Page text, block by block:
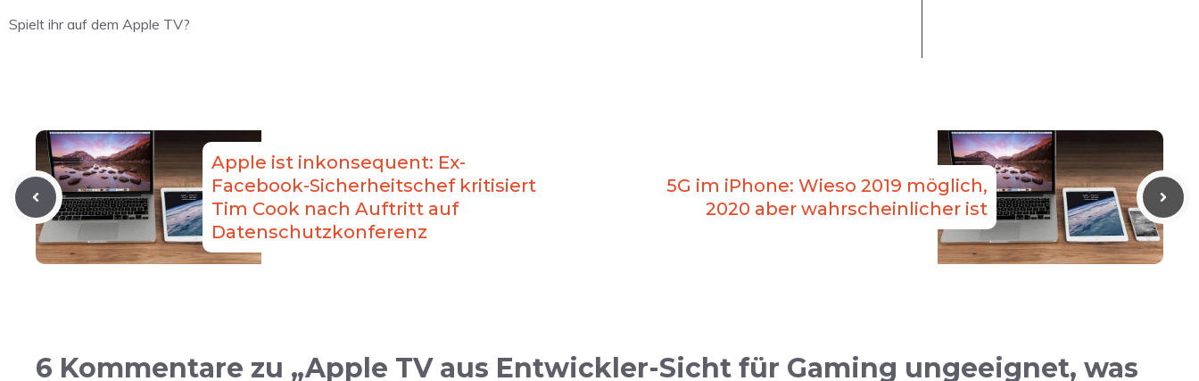
Spielt ihr auf dem Apple TV?
Apple ist inkonsequent: Ex-
Facebook-Sicherheitschef kritisiert
Tim Cook nach Auftritt auf
Datenschutzkonferenz
5G im iPhone: Wieso 2019 möglich,
2020 aber wahrscheinlicher ist
6 Kommentare zu „Apple TV aus Entwickler-Sicht für Gaming ungeeignet, was